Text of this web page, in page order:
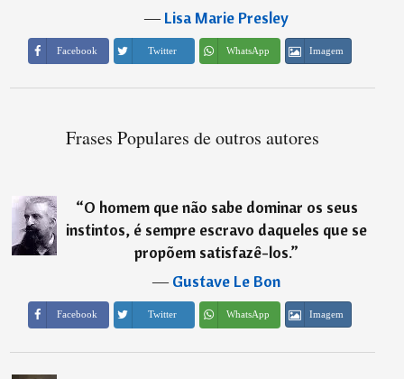
―Lisa Marie Presley
Facebook Twitter WhatsApp Imagem
Frases Populares de outros autores
“O homem que não sabe dominar os seus
instintos, é sempre escravo daqueles que se
propõem satisfazê-los.”
―Gustave Le Bon
Facebook Twitter WhatsApp Imagem